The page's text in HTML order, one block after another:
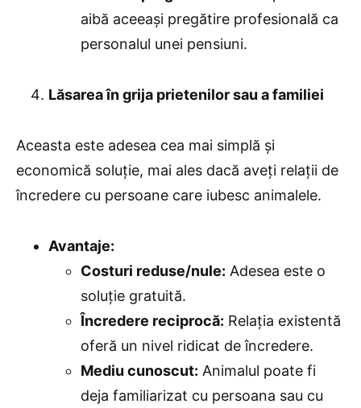
aibă aceeași pregătire profesională ca
personalul unei pensiuni.
Lăsarea în grija prietenilor sau a familiei
Aceasta este adesea cea mai simplă și
economică soluție, mai ales dacă aveți relații de
încredere cu persoane care iubesc animalele.
Avantaje:
Costuri reduse/nule: Adesea este o
soluție gratuită.
Încredere reciprocă: Relația existentă
oferă un nivel ridicat de încredere.
Mediu cunoscut: Animalul poate fi
deja familiarizat cu persoana sau cu